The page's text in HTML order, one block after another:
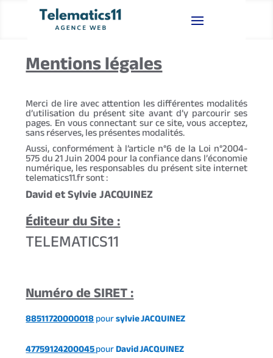
Mentions légales
Merci de lire avec attention les différentes modalités
d’utilisation du présent site avant d’y parcourir ses
pages. En vous connectant sur ce site, vous acceptez,
sans réserves, les présentes modalités.
Aussi, conformément à l’article n°6 de la Loi n°2004-
575 du 21 Juin 2004 pour la confiance dans l’économie
numérique, les responsables du présent site internet
telematics11.fr sont :
David et Sylvie JACQUINEZ
Éditeur du Site :
TELEMATICS11
Numéro de SIRET :
88511720000018poursylvie JACQUINEZ
47759124200045pourDavid JACQUINEZ